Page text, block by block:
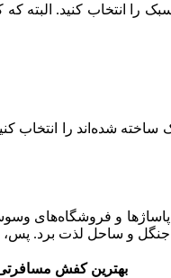
انتخاب کنید. البته
ساخته شده‌اند را
و فروشگاه‌های
بهترین کفش مسافرتی